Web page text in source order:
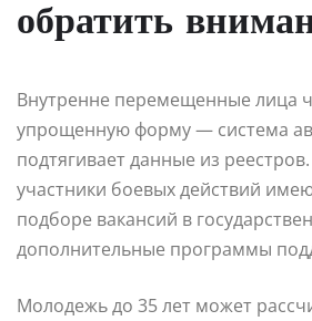
обратить
Внутренне перемещенные лица
упрощенную форму — система
подтягивает данные из
участники боевых действий
подборе вакансий в
дополнительные программы
Молодежь до 35 лет может